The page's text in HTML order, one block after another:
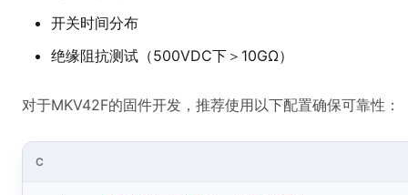
开关时间分布
绝缘阻抗测试（500VDC下＞10GΩ）
对于MKV42F的固件开发，推荐使用以下配置确保可靠性：
C